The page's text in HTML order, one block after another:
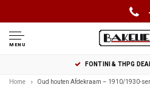
MENU
FONTINI & THPG
Home Oud houten Afdekraam – 1910/1930-